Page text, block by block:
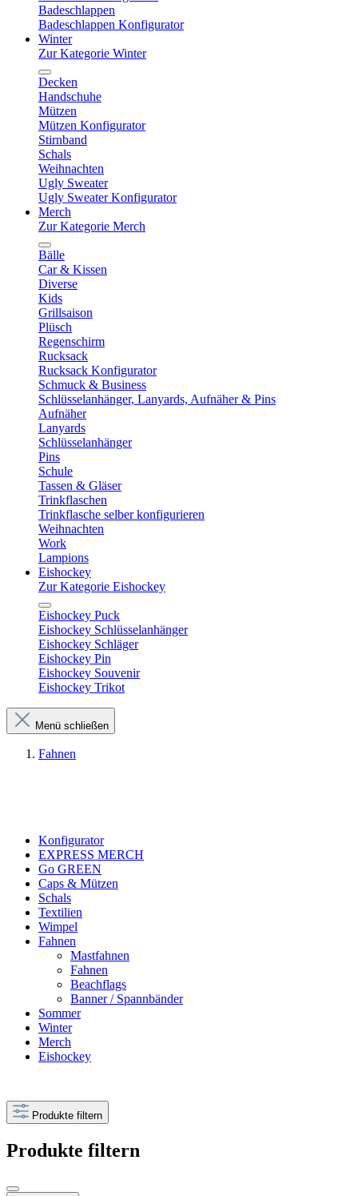
Badeschlappen
Badeschlappen Konfigurator
Winter
Zur Kategorie Winter
Decken
Handschuhe
Mützen
Mützen Konfigurator
Stirnband
Schals
Weihnachten
Ugly Sweater
Ugly Sweater Konfigurator
Merch
Zur Kategorie Merch
Bälle
Car & Kissen
Diverse
Kids
Grillsaison
Plüsch
Regenschirm
Rucksack
Rucksack Konfigurator
Schmuck & Business
Schlüsselanhänger, Lanyards, Aufnäher & Pins
Aufnäher
Lanyards
Schlüsselanhänger
Pins
Schule
Tassen & Gläser
Trinkflaschen
Trinkflasche selber konfigurieren
Weihnachten
Work
Lampions
Eishockey
Zur Kategorie Eishockey
Eishockey Puck
Eishockey Schlüsselanhänger
Eishockey Schläger
Eishockey Pin
Eishockey Souvenir
Eishockey Trikot
Menü schließen
Fahnen
Konfigurator
EXPRESS MERCH
Go GREEN
Caps & Mützen
Schals
Textilien
Wimpel
Fahnen
Mastfahnen
Fahnen
Beachflags
Banner / Spannbänder
Sommer
Winter
Merch
Eishockey
Produkte filtern
Produkte filtern